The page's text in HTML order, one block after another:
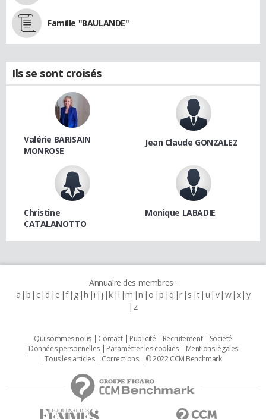
Famille "BAULANDE"
Ils se sont croisés
Valérie BARISAIN
MONROSE
Jean Claude GONZALEZ
Christine
CATALANOTTO
Monique LABADIE
Annuaire des membres :
a b c d e f g h i j k l m n o p q r s t u v w x y
z
Qui sommes nous Contact Publicité Recrutement
Societé
Données personnelles
Paramétrer les cookies
Mentions légales
Tous les articles
Corrections © 2022 CCM Benchmark